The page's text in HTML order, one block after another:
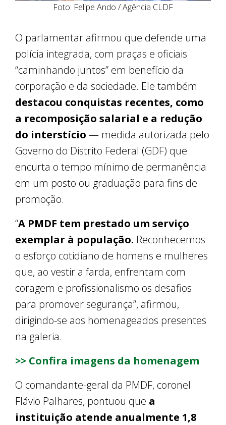
Foto: Felipe Ando / Agência CLDF
O parlamentar afirmou que defende uma
polícia integrada, com praças e oficiais
“caminhando juntos” em benefício da
corporação e da sociedade. Ele também
destacou conquistas recentes, como
a recomposição salarial e a redução
do interstício — medida autorizada pelo
Governo do Distrito Federal (GDF) que
encurta o tempo mínimo de permanência
em um posto ou graduação para fins de
promoção.
“A PMDF tem prestado um serviço
exemplar à população. Reconhecemos
o esforço cotidiano de homens e mulheres
que, ao vestir a farda, enfrentam com
coragem e profissionalismo os desafios
para promover segurança”, afirmou,
dirigindo-se aos homenageados presentes
na galeria.
>> Confira imagens da homenagem
O comandante-geral da PMDF, coronel
Flávio Palhares, pontuou que a
instituição atende anualmente 1,8